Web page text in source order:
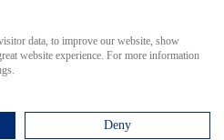
data, to improve our website, show
website experience. For more information
Deny